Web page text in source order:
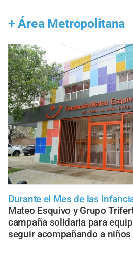
+ Área Metropolitana
Durante el Mes de las
Mateo Esquivo y Grupo
campaña solidaria para
seguir acompañando a